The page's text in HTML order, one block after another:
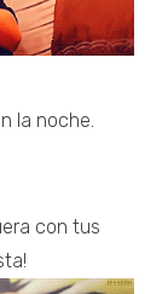
la noche.
con tus